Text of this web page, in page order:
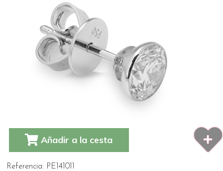
Añadir a la cesta
Referencia: PE141011